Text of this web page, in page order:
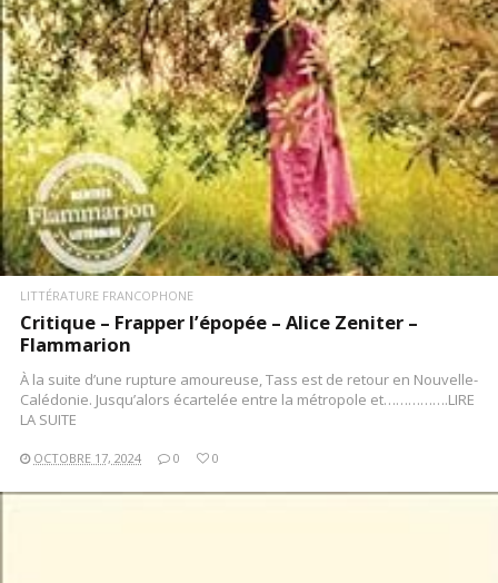
LITTÉRATURE FRANCOPHONE
Critique – Frapper l’épopée – Alice Zeniter –
Flammarion
À la suite d’une rupture amoureuse, Tass est de retour en Nouvelle-
Calédonie. Jusqu’alors écartelée entre la métropole et…………….LIRE
LA SUITE
OCTOBRE 17, 2024 0 0